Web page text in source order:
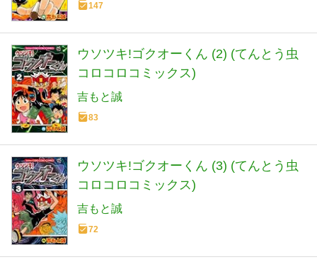
147
ウソツキ!ゴクオーくん (2) (てんとう虫
コロコロコミックス)
吉もと誠
83
ウソツキ!ゴクオーくん (3) (てんとう虫
コロコロコミックス)
吉もと誠
72